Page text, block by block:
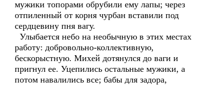
мужики топорами обрубили ему лапы; через
отпиленный от корня чурбан вставили под
сердцевину пня вагу.
Улыбается небо на необычную в этих местах
работу: добровольно-коллективную,
бескорыстную. Михей дотянулся до ваги и
пригнул ее. Уцепились остальные мужики, а
потом навалились все; бабы для задора,